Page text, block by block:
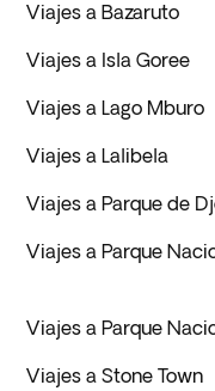
Viajes a Bazaruto
Viajes a Isla Goree
Viajes a Lago Mburo
Viajes a Lalibela
Viajes a Parque de
Viajes a Parque
Viajes a Parque
Viajes a Stone Town